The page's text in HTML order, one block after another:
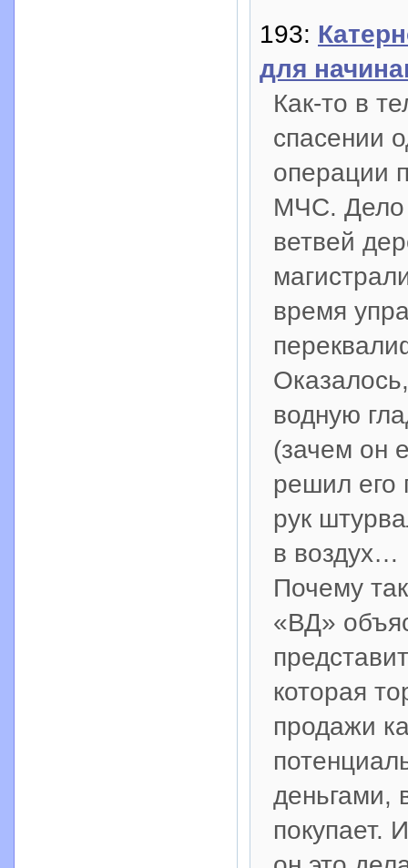
193:
для
Как-то в
спасении
операции
МЧС. Дело
ветвей
время
водную
(зачем он
решил его
рук
в воздух…
Почему
«ВД»
которая
продажи
деньгами,
покупает.